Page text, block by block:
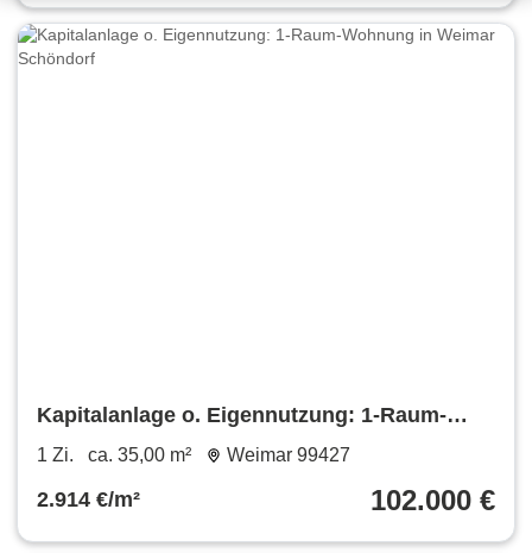
Kapitalanlage o. Eigennutzung: 1-Raum-
Wohnung in Weimar Schöndorf
1 Zi. ca. 35,00 m² Weimar 99427
2.914 €/m² 102.000 €